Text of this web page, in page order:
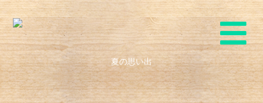
夏の思い出